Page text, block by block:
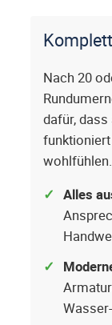
Nach 20
dafür,
wohlfühlen.
Alles